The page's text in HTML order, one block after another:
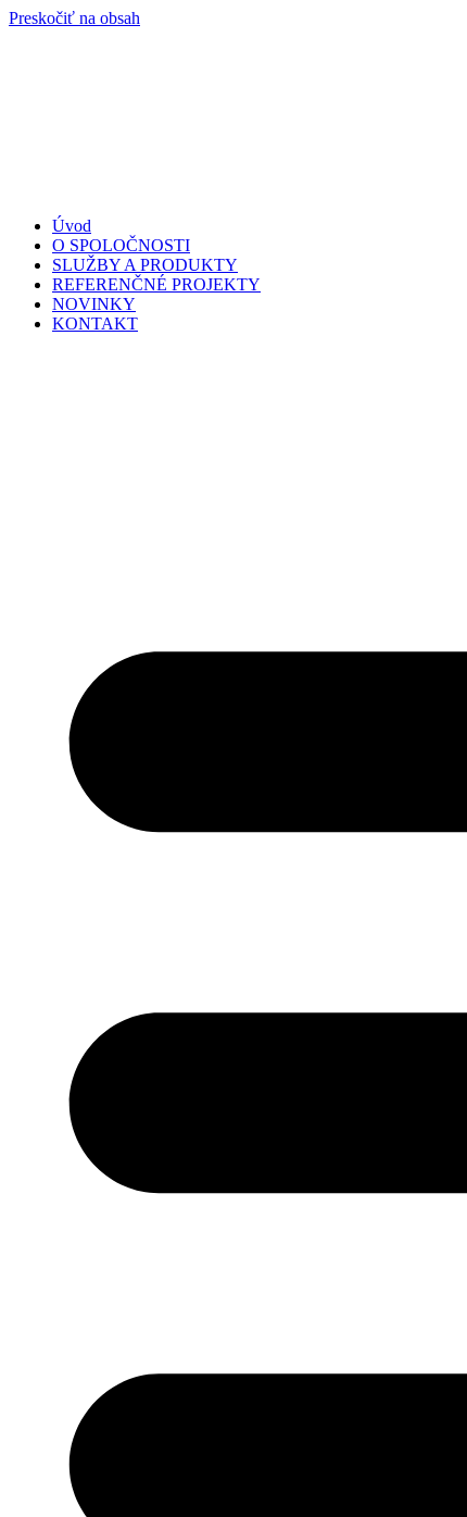
Preskočiť na obsah
Úvod
O SPOLOČNOSTI
SLUŽBY A PRODUKTY
REFERENČNÉ PROJEKTY
NOVINKY
KONTAKT